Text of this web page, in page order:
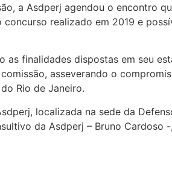
a Asdperj agendou o encontro
realizado em 2019 e
as finalidades dispostas em seu
asseverando o
Rio de Janeiro.
localizada na sede da
da Asdperj – Bruno Cardoso